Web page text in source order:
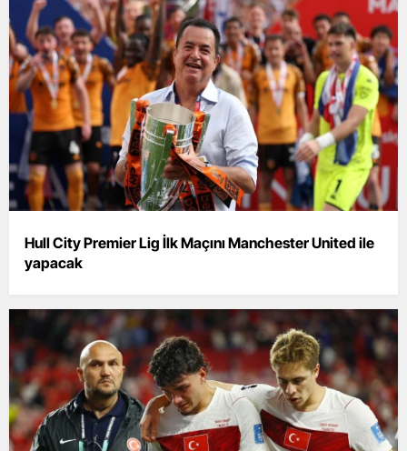
Hull City Premier Lig İlk Maçını Manchester United ile
yapacak